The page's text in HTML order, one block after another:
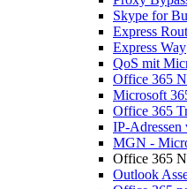
Skype for
Express
Express Way
QoS mit
Office 365
Microsoft
Office 365
IP-Adressen
MGN -
Office 365
Outlook